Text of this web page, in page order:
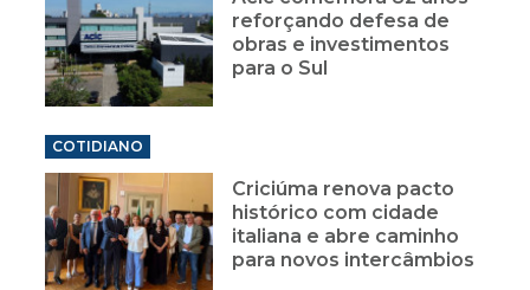
reforçando defesa de
obras e investimentos
para o Sul
COTIDIANO
Criciúma renova pacto
histórico com cidade
italiana e abre caminho
para novos intercâmbios